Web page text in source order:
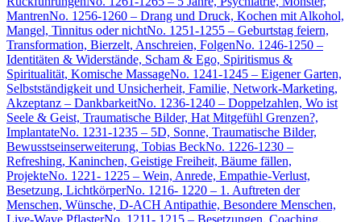
MantrenNo. 1256-1260 – Drang und Druck, Kochen mit Alkohol,
Mangel, Tinnitus oder nichtNo. 1251-1255 – Geburtstag feiern,
Transformation, Bierzelt, Anschreien, FolgenNo. 1246-1250 –
Identitäten & Widerstände, Scham & Ego, Spiritismus &
Spiritualität, Komische MassageNo. 1241-1245 – Eigener Garten,
Selbstständigkeit und Unsicherheit, Familie, Network-Marketing,
Akzeptanz – DankbarkeitNo. 1236-1240 – Doppelzahlen, Wo ist
Seele & Geist, Traumatische Bilder, Hat Mitgefühl Grenzen?,
ImplantateNo. 1231-1235 – 5D, Sonne, Traumatische Bilder,
Bewusstseinserweiterung, Tobias BeckNo. 1226-1230 –
Refreshing, Kaninchen, Geistige Freiheit, Bäume fällen,
ProjekteNo. 1221- 1225 – Wein, Anrede, Empathie-Verlust,
Besetzung, LichtkörperNo. 1216- 1220 – 1. Auftreten der
Menschen, Wünsche, D-ACH Antipathie, Besondere Menschen,
Live-Wave PflasterNo. 1211- 1215 – Besetzungen, Coaching,